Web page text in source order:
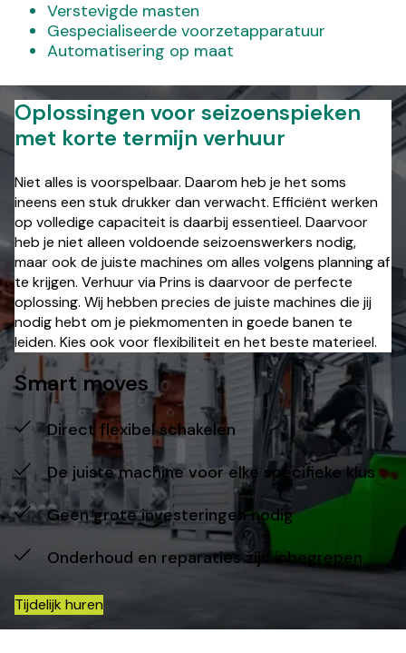
Verstevigde masten
Gespecialiseerde voorzetapparatuur
Automatisering op maat
Oplossingen voor seizoenspieken
met korte termijn verhuur
Niet alles is voorspelbaar. Daarom heb je het soms
ineens een stuk drukker dan verwacht. Efficiënt werken
op volledige capaciteit is daarbij essentieel. Daarvoor
heb je niet alleen voldoende seizoenswerkers nodig,
maar ook de juiste machines om alles volgens planning af
te krijgen. Verhuur via Prins is daarvoor de perfecte
oplossing. Wij hebben precies de juiste machines die jij
nodig hebt om je piekmomenten in goede banen te
leiden. Kies ook voor flexibiliteit en het beste materieel.
Smart moves
Direct flexibel schakelen
De juiste machine voor elke specifieke klus
Geen grote investeringen nodig
Onderhoud en reparaties zijn inbegrepen
Tijdelijk huren